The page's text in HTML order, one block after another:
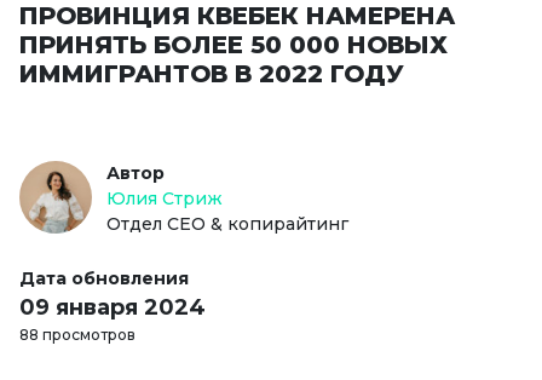
ПРОВИНЦИЯ КВЕБЕК НАМЕРЕНА
ПРИНЯТЬ БОЛЕЕ 50 000 НОВЫХ
ИММИГРАНТОВ В 2022 ГОДУ
Автор
Юлия Стриж
Отдел СЕО & копирайтинг
Дата обновления
09 января 2024
88 просмотров